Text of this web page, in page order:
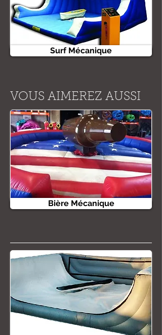
Surf Mécanique
VOUS AIMEREZ AUSSI
Bière Mécanique